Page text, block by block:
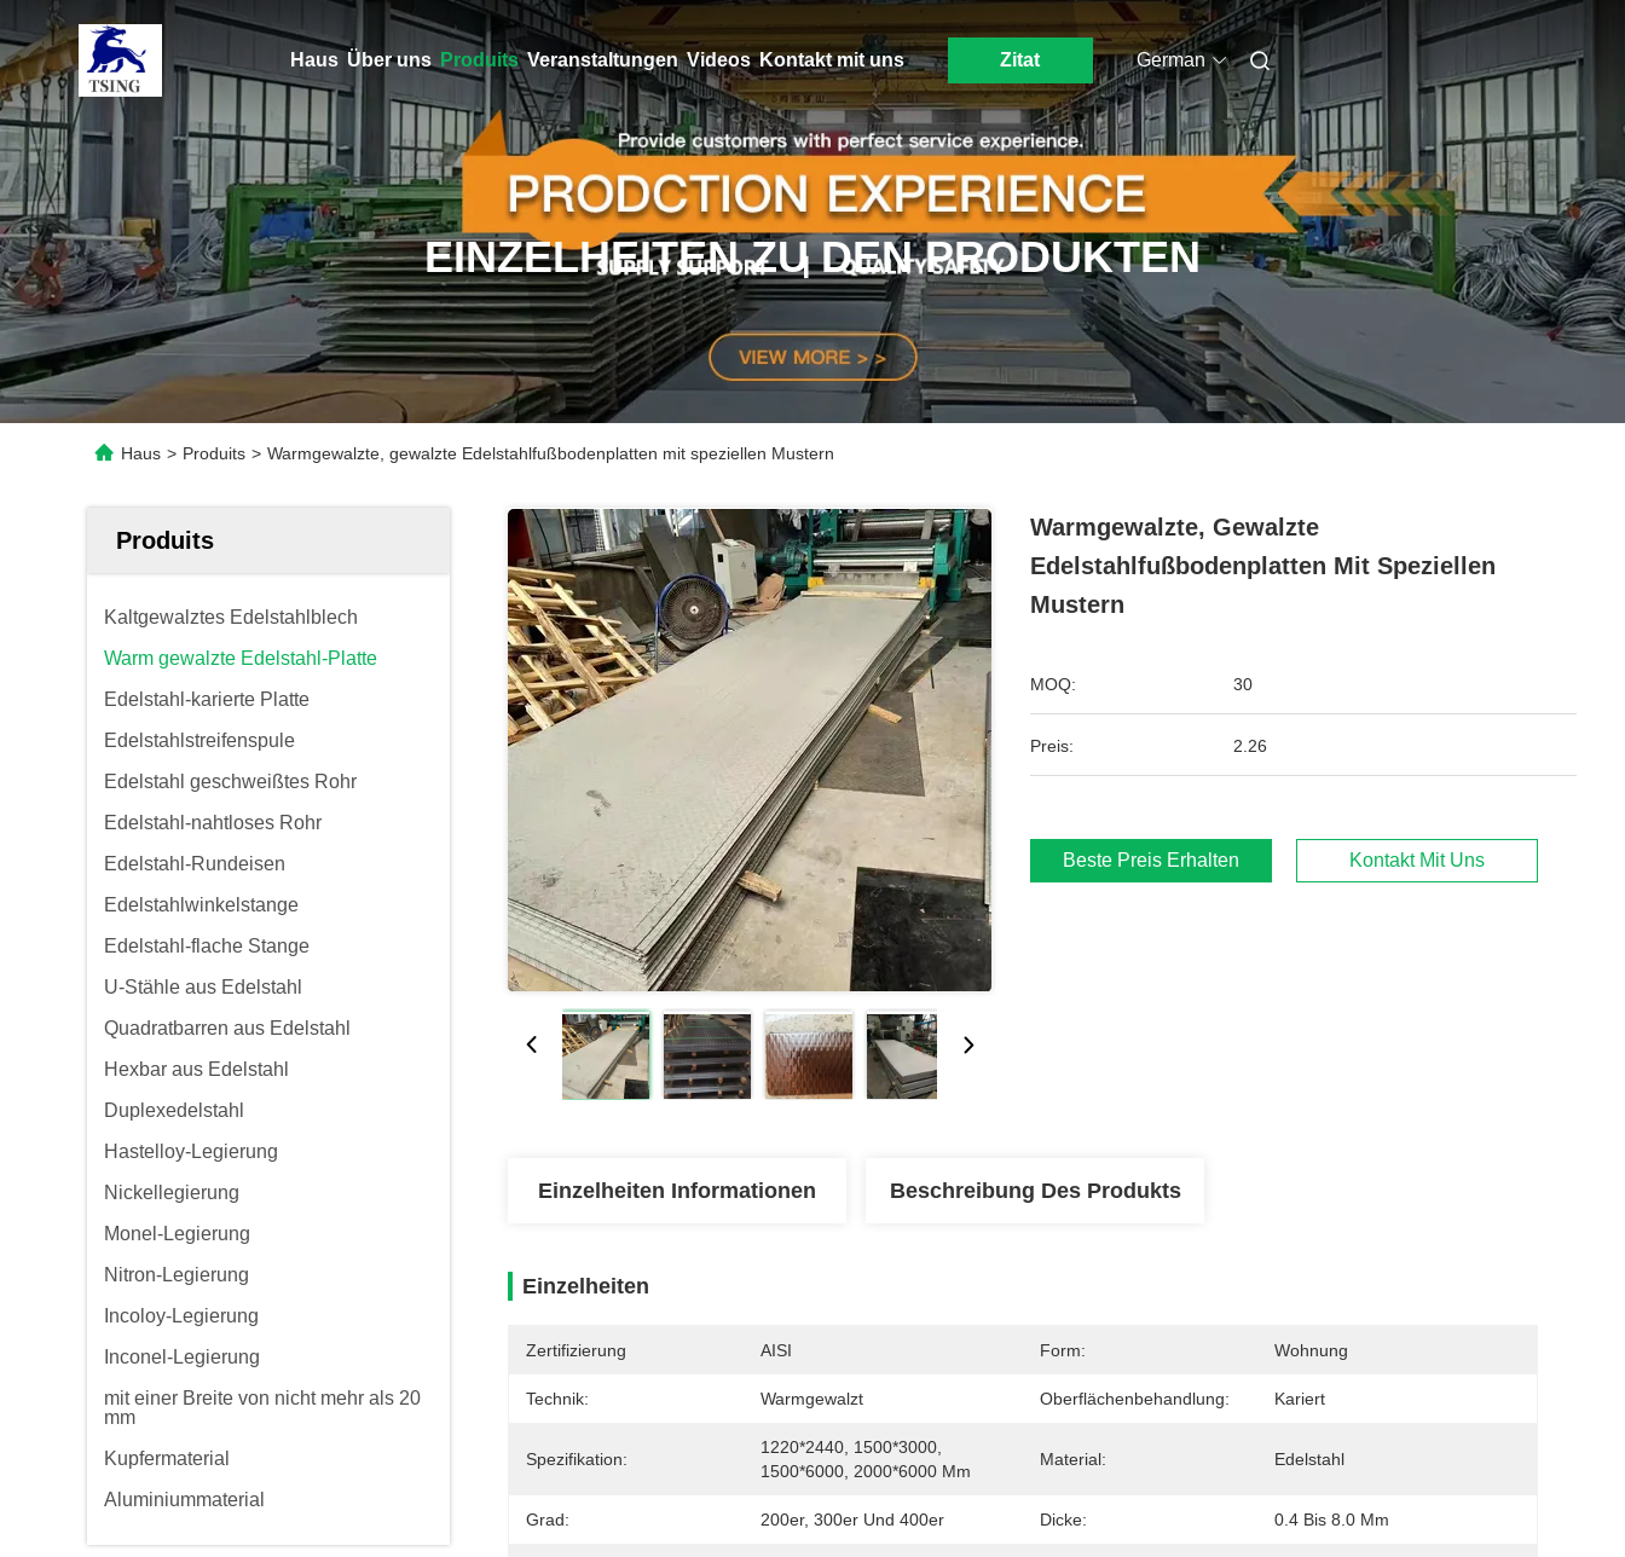
Haus Über uns Produits Veranstaltungen Videos Kontakt mit uns Zitat German
EINZELHEITEN ZU DEN PRODUKTEN
Haus > Produits > Warmgewalzte, gewalzte Edelstahlfußbodenplatten mit speziellen Mustern
Produits
Kaltgewalztes Edelstahlblech
Warm gewalzte Edelstahl-Platte
Edelstahl-karierte Platte
Edelstahlstreifenspule
Edelstahl geschweißtes Rohr
Edelstahl-nahtloses Rohr
Edelstahl-Rundeisen
Edelstahlwinkelstange
Edelstahl-flache Stange
U-Stähle aus Edelstahl
Quadratbarren aus Edelstahl
Hexbar aus Edelstahl
Duplexedelstahl
Hastelloy-Legierung
Nickellegierung
Monel-Legierung
Nitron-Legierung
Incoloy-Legierung
Inconel-Legierung
mit einer Breite von nicht mehr als 20
mm
Kupfermaterial
Aluminiummaterial
Warmgewalzte, Gewalzte
Edelstahlfußbodenplatten Mit Speziellen
Mustern
MOQ: 30
Preis: 2.26
Beste Preis Erhalten Kontakt Mit Uns
Einzelheiten Informationen Beschreibung Des Produkts
Einzelheiten
Zertifizierung AISI Form: Wohnung
Technik: Warmgewalzt Oberflächenbehandlung: Kariert
Spezifikation:
1220*2440, 1500*3000,
1500*6000, 2000*6000 Mm
Material: Edelstahl
Grad: 200er, 300er Und 400er Dicke: 0.4 Bis 8.0 Mm